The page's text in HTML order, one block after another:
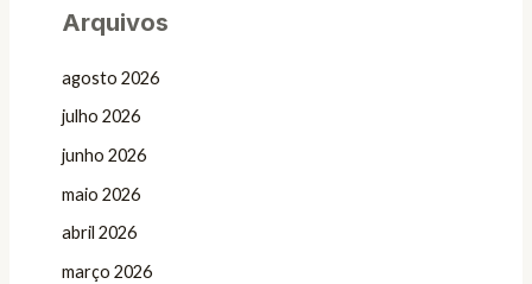
Arquivos
agosto 2026
julho 2026
junho 2026
maio 2026
abril 2026
março 2026